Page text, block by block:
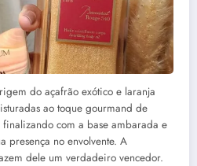
do açafrão exótico e laranja
ao toque gourmand de
com a base ambarada e
presença no envolvente. A
dele um verdadeiro vencedor.